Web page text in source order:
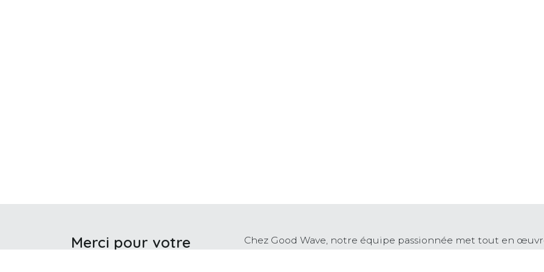
Merci pour votre
Chez Good Wave, notre équipe passionnée met tout en